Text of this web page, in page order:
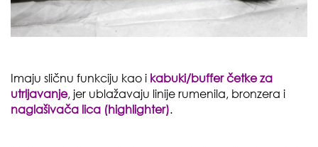
Imaju sličnu funkciju kao i kabuki/buffer četke za
utrljavanje, jer ublažavaju linije rumenila, bronzera i
naglašivača lica (highlighter).